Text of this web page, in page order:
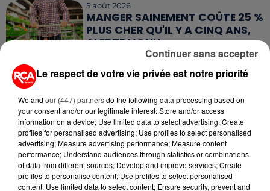
5 août 2026
MANGER SAINEMENT COÛTE 25 %
PLUS CHER QU'IL Y A CINQ ANS,
ALERTE L’ONU
5 août 2026
QUELLES SONT LES MARQUES QUI
OFFRENT LE MEILLEUR RAPPORT...
RETROUVEZ TOUTE L'ACTU DE LA RÉGION ET
Le respect de votre vie privée est notre priorité
We and our (447) partnersdo the following data processing based on
your consent and/or our legitimate interest: Store and/or access
information on a device; Use limited data to select advertising; Create
profiles for personalised advertising; Use profiles to select personalised
advertising; Measure advertising performance; Measure content
performance; Understand audiences through statistics or combinations
of data from different sources; Develop and improve services; Create
profiles to personalise content; Use profiles to select personalised
content; Use limited data to select content; Ensure security, prevent and
Continuer sans accepter